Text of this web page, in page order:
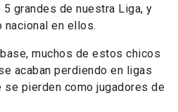
grandes de nuestra Liga, y
nacional en ellos.
muchos de estos chicos
acaban perdiendo en ligas
pierden como jugadores de